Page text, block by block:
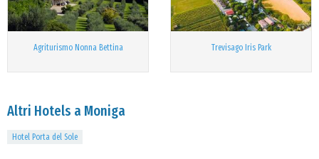
Agriturismo Nonna Bettina Trevisago Iris Park
Altri Hotels a Moniga
Hotel Porta del Sole